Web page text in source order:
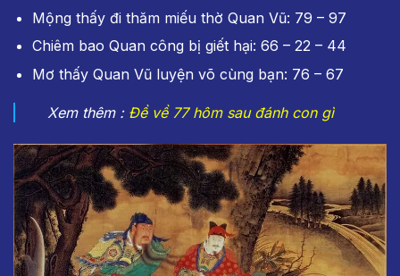
Mộng thấy đi thăm miếu thờ Quan Vũ: 79 – 97
Chiêm bao Quan công bị giết hại: 66 – 22 – 44
Mơ thấy Quan Vũ luyện võ cùng bạn: 76 – 67
Xem thêm : Đề về 77 hôm sau đánh con gì